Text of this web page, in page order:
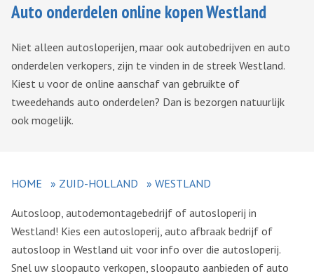
Auto onderdelen online kopen Westland
Niet alleen autosloperijen, maar ook autobedrijven en auto
onderdelen verkopers, zijn te vinden in de streek Westland.
Kiest u voor de online aanschaf van gebruikte of
tweedehands auto onderdelen? Dan is bezorgen natuurlijk
ook mogelijk.
HOME » ZUID-HOLLAND » WESTLAND
Autosloop, autodemontagebedrijf of autosloperij in
Westland! Kies een autosloperij, auto afbraak bedrijf of
autosloop in Westland uit voor info over die autosloperij.
Snel uw sloopauto verkopen, sloopauto aanbieden of auto